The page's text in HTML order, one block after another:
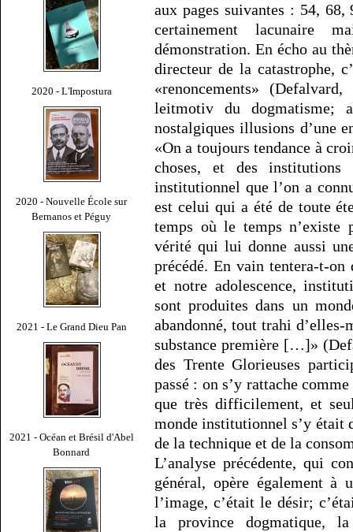
2020 - L'Impostura
2020 - Nouvelle École sur
Bernanos et Péguy
2021 - Le Grand Dieu Pan
2021 - Océan et Brésil d'Abel
Bonnard
aux pages suivantes : 54,
certainement lacunaire
démonstration. En écho au
directeur de la catastrophe,
«renoncements»
leitmotiv du dogmatisme;
nostalgiques illusions d’une
«On a toujours tendance à
choses, et des
institutionnel que l’on a
est celui qui a été de toute
temps où le temps n’existe
vérité qui lui donne aussi
précédé. En vain tentera-t-on
et notre adolescence,
sont produites dans un
abandonné, tout trahi
substance première […]»
des Trente Glorieuses
passé : on s’y rattache
que très difficilement, et
monde institutionnel s’y était
de la technique et de la
L’analyse précédente, qui
général, opère également
l’image, c’était le désir;
la province dogmatique,